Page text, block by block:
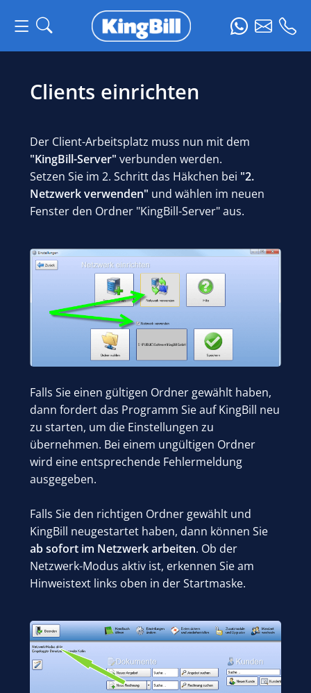
Clients einrichten
Der Client-Arbeitsplatz muss nun mit dem
"KingBill-Server" verbunden werden.
Setzen Sie im 2. Schritt das Häkchen bei "2.
Netzwerk verwenden" und wählen im neuen
Fenster den Ordner "KingBill-Server" aus.
Falls Sie einen gültigen Ordner gewählt haben,
dann fordert das Programm Sie auf KingBill neu
zu starten, um die Einstellungen zu
übernehmen. Bei einem ungültigen Ordner
wird eine entsprechende Fehlermeldung
ausgegeben.
Falls Sie den richtigen Ordner gewählt und
KingBill neugestartet haben, dann können Sie
ab sofort im Netzwerk arbeiten. Ob der
Netzwerk-Modus aktiv ist, erkennen Sie am
Hinweistext links oben in der Startmaske.